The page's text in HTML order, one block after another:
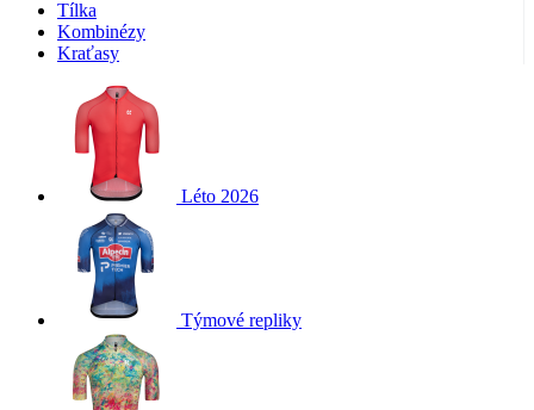
Tílka
Kombinézy
Kraťasy
Léto 2026
Týmové repliky